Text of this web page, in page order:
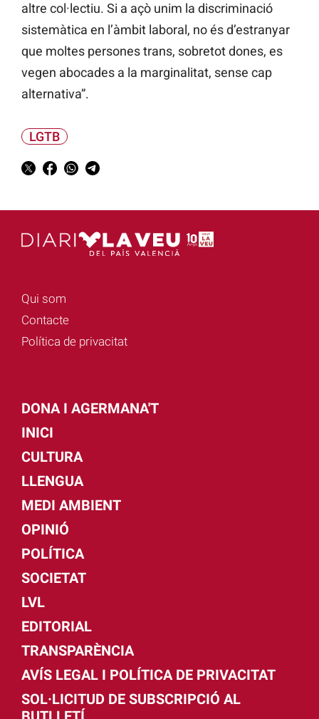
altre col·lectiu. Si a açò unim la discriminació
sistemàtica en l’àmbit laboral, no és d’estranyar
que moltes persones trans, sobretot dones, es
vegen abocades a la marginalitat, sense cap
alternativa”.
LGTB
Qui som
Contacte
Política de privacitat
DONA I AGERMANA'T
INICI
CULTURA
LLENGUA
MEDI AMBIENT
OPINIÓ
POLÍTICA
SOCIETAT
LVL
EDITORIAL
TRANSPARÈNCIA
AVÍS LEGAL I POLÍTICA DE PRIVACITAT
SOL·LICITUD DE SUBSCRIPCIÓ AL